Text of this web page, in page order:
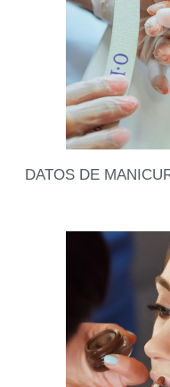
Yo se que van a
estar haciéndose
está
DATOS DE